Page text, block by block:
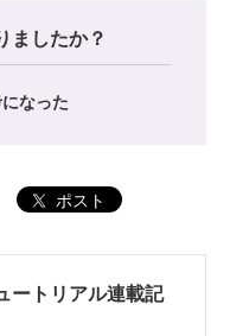
ましたか？
なった
ポスト
トリアル連載記